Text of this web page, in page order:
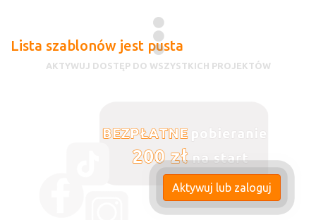
Lista szablonów jest pusta
AKTYWUJ DOSTĘP DO WSZYSTKICH PROJEKTÓW
Aktywuj lub zaloguj